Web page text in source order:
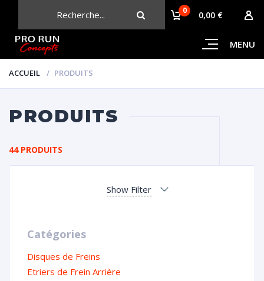
MENU
CHERCHER
0 0,00 €
ACCUEIL PRODUITS
PRODUITS
44 PRODUITS
Show Filter
Catégories
Disques de Freins
Etriers de Frein Arrière